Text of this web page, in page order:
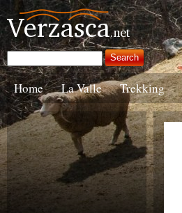
Home La Valle Trekking